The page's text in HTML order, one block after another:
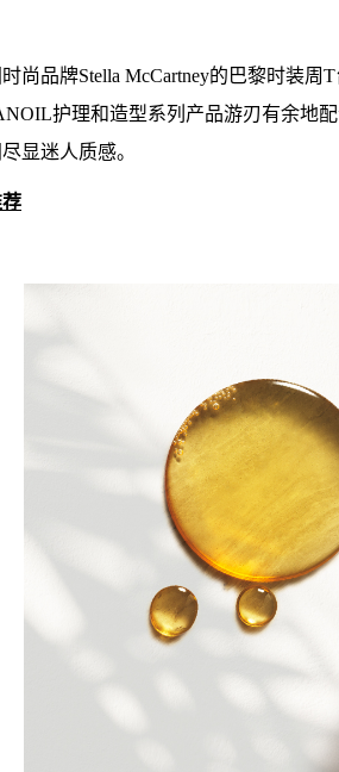
尚品牌Stella McCartney的巴黎时装
护理和造型系列产品游刃有余地
显迷人质感。